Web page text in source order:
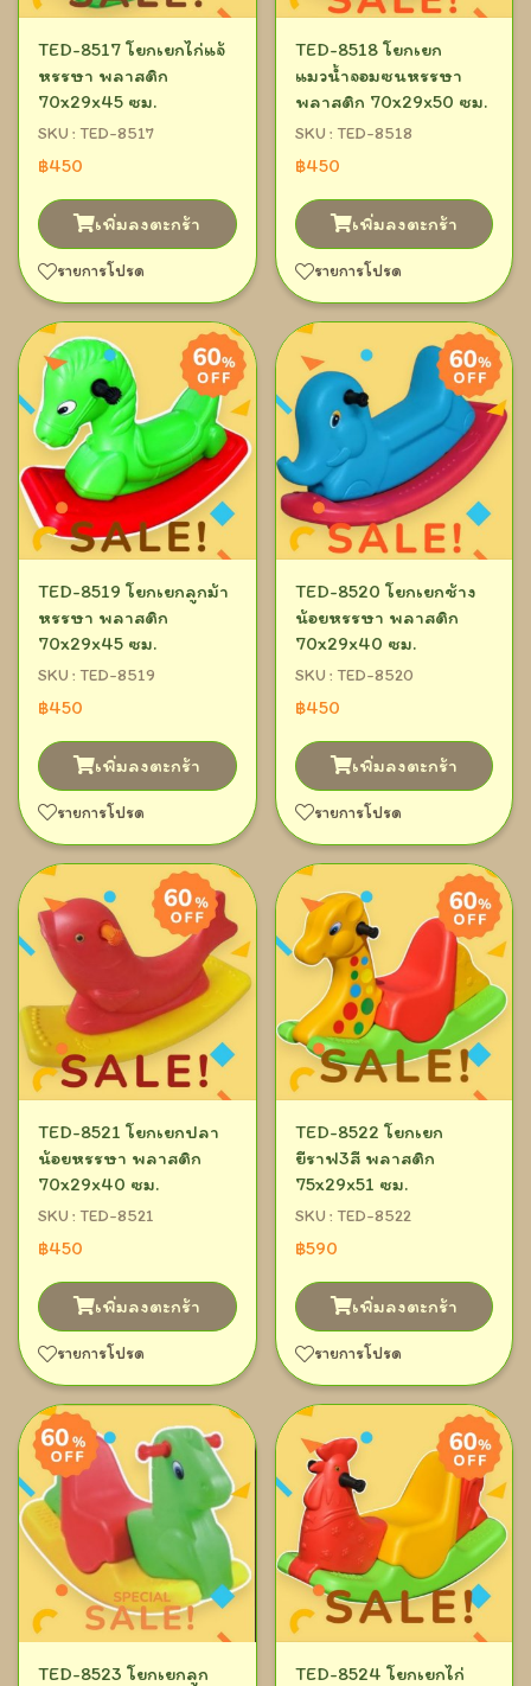
TED-8517 โยกเยกไก่แจ้
หรรษา พลาสติก
70x29x45 ซม.
SKU : TED-8517
฿450
เพิ่มลงตะกร้า
รายการโปรด
TED-8518 โยกเยก
แมวน้ำจอมซนหรรษา
พลาสติก 70x29x50 ซม.
SKU : TED-8518
฿450
เพิ่มลงตะกร้า
รายการโปรด
TED-8519 โยกเยกลูกม้า
หรรษา พลาสติก
70x29x45 ซม.
SKU : TED-8519
฿450
เพิ่มลงตะกร้า
รายการโปรด
TED-8520 โยกเยกช้าง
น้อยหรรษา พลาสติก
70x29x40 ซม.
SKU : TED-8520
฿450
เพิ่มลงตะกร้า
รายการโปรด
TED-8521 โยกเยกปลา
น้อยหรรษา พลาสติก
70x29x40 ซม.
SKU : TED-8521
฿450
เพิ่มลงตะกร้า
รายการโปรด
TED-8522 โยกเยก
ยีราฟ3สี พลาสติก
75x29x51 ซม.
SKU : TED-8522
฿590
เพิ่มลงตะกร้า
รายการโปรด
TED-8523 โยกเยกลูก
TED-8524 โยกเยกไก่